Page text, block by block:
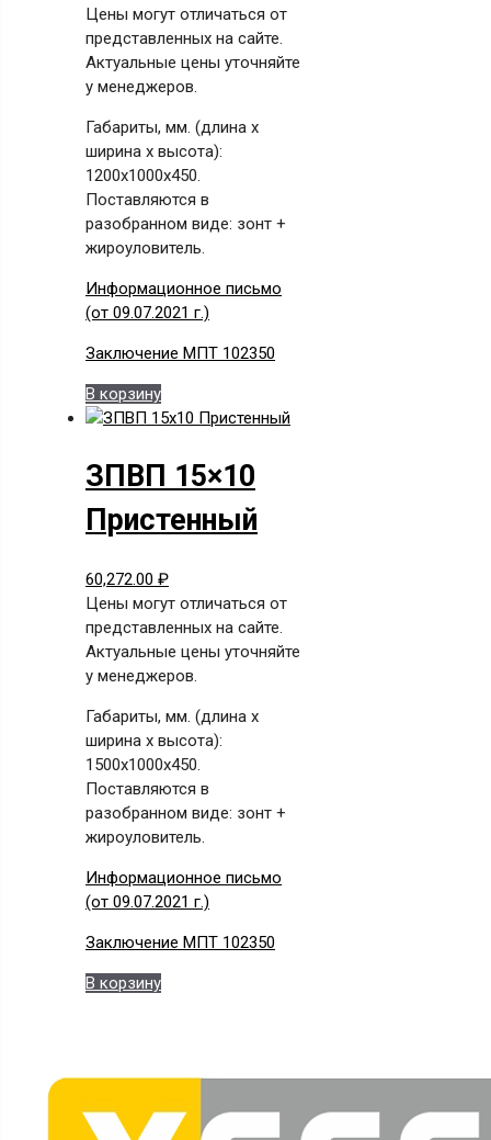
Цены могут отличаться от
представленных на сайте.
Актуальные цены уточняйте
у менеджеров.
Габариты, мм. (длина х
ширина х высота):
1200x1000x450.
Поставляются в
разобранном виде: зонт +
жироуловитель.
Информационное письмо
(от 09.07.2021 г.)
Заключение МПТ 102350
В корзину
ЗПВП 15×10
Пристенный
60,272.00 ₽
Цены могут отличаться от
представленных на сайте.
Актуальные цены уточняйте
у менеджеров.
Габариты, мм. (длина х
ширина х высота):
1500x1000x450.
Поставляются в
разобранном виде: зонт +
жироуловитель.
Информационное письмо
(от 09.07.2021 г.)
Заключение МПТ 102350
В корзину